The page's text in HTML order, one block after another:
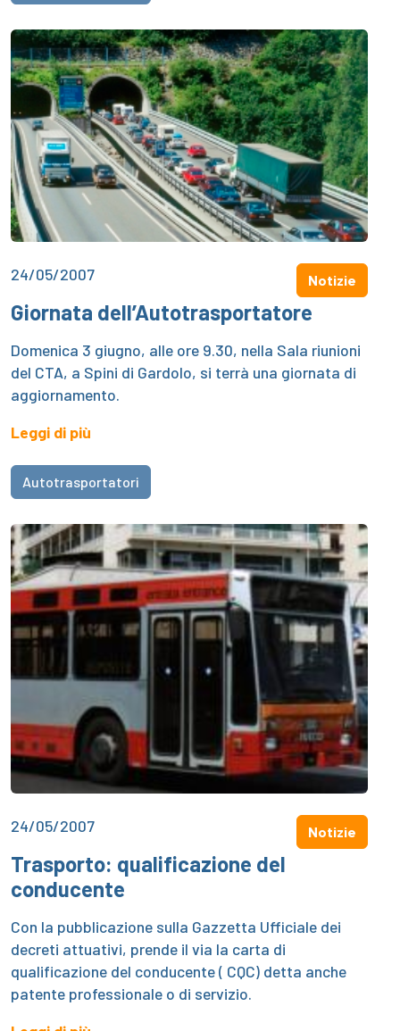
24/05/2007 Notizie
Giornata dell’Autotrasportatore
Domenica 3 giugno, alle ore 9.30, nella Sala riunioni
del CTA, a Spini di Gardolo, si terrà una giornata di
aggiornamento.
Leggi di più
Autotrasportatori
24/05/2007 Notizie
Trasporto: qualificazione del
conducente
Con la pubblicazione sulla Gazzetta Ufficiale dei
decreti attuativi, prende il via la carta di
qualificazione del conducente ( CQC) detta anche
patente professionale o di servizio.